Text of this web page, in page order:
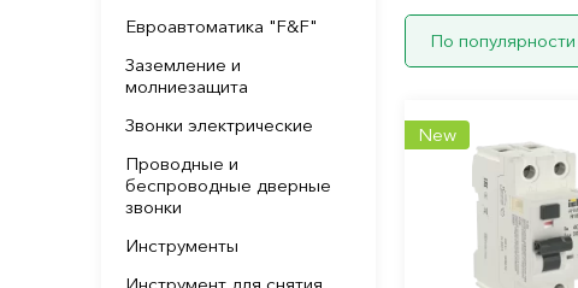
Евроавтоматика "F&F"
Заземление и
молниезащита
Звонки электрические
Проводные и
беспроводные дверные
звонки
Инструменты
По популярности
New